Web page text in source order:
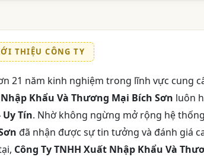
THIỆU CÔNG TY
21 năm kinh nghiệm trong lĩnh vực cung
Khẩu Và Thương Mại Bích Sơn luôn
Uy Tín. Nhờ không ngừng mở rộng hệ
đã nhận được sự tin tưởng và đánh giá
Công Ty TNHH Xuất Nhập Khẩu Và